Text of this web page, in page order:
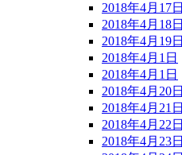
2018年4月17日
2018年4月18日
2018年4月19日
2018年4月1日
2018年4月1日
2018年4月20日
2018年4月21日
2018年4月22日
2018年4月23日